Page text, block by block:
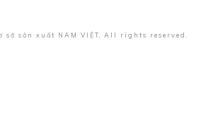
sở sản xuất NAM VIỆT , All rights reserved.